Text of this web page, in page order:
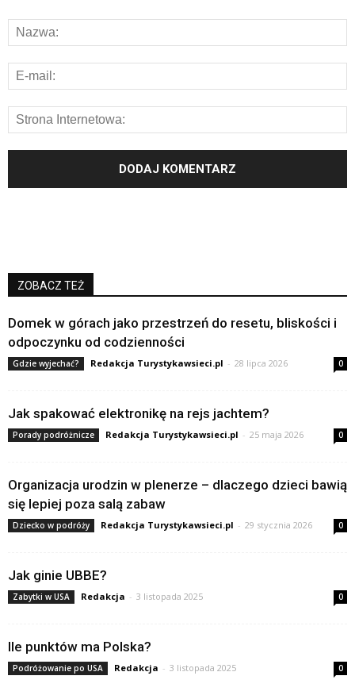
ZOBACZ TEŻ
Domek w górach jako przestrzeń do resetu, bliskości i
odpoczynku od codzienności
Gdzie wyjechać? Redakcja Turystykawsieci.pl - 28 lipca 2026 0
Jak spakować elektronikę na rejs jachtem?
Porady podróżnicze Redakcja Turystykawsieci.pl - 25 maja 2026 0
Organizacja urodzin w plenerze – dlaczego dzieci bawią
się lepiej poza salą zabaw
Dziecko w podróży Redakcja Turystykawsieci.pl - 29 stycznia 2026 0
Jak ginie UBBE?
Zabytki w USA Redakcja - 3 listopada 2025 0
Ile punktów ma Polska?
Podróżowanie po USA Redakcja - 3 listopada 2025 0